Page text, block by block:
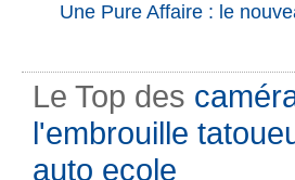
Une Pure Affaire : le
Le Top des
l'embrouille
auto ecole